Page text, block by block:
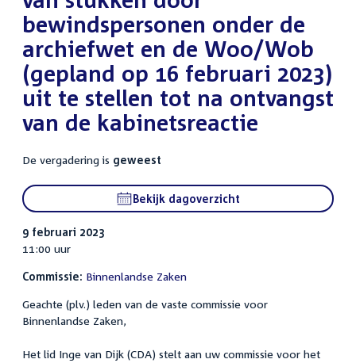
bewindspersonen onder de
archiefwet en de Woo/Wob
(gepland op 16 februari 2023)
uit te stellen tot na ontvangst
van de kabinetsreactie
De vergadering is geweest
Bekijk dagoverzicht
9 februari 2023
11:00 uur
Commissie: Binnenlandse Zaken
Geachte (plv.) leden van de vaste commissie voor
Binnenlandse Zaken,
Het lid Inge van Dijk (CDA) stelt aan uw commissie voor het